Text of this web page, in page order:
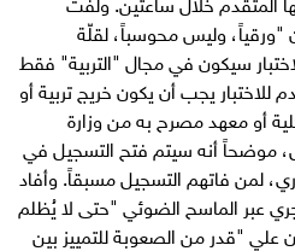
"ورقياً، وليس محوسباً، لقلّة
سيكون في مجال "التربية" فقط
يجب أن يكون خريج تربية أو
أو معهد مصرح به من وزارة
موضحاً أنه سيتم فتح التسجيل في
الجاري، لمن فاتهم التسجيل مسبقاً. وأفاد
عبر الماسح الضوئي "حتى لا يُظلم
علي "قدر من الصعوبة للتمييز بين